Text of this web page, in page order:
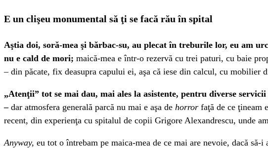
E un clişeu monumental să ţi se facă rău în spital
Aştia doi, soră-mea şi bărbac-su, au plecat în treburile lor, eu am
nu e cald de mori; maică-mea e într-o rezervă cu trei paturi, cu baie
– din păcate, fix deasupra capului ei, aşa că iese din calcul, cu mobilier
„Atenţii” tot se mai dau, mai ales la asistente, pentru diverse
–dar atmosfera generală parcă nu mai e aşa de horror faţă de ce ţineam
recent, din experienţa cu spitalul de copii Grigore Alexandrescu, unde
Anyway, eu tot o întrebam pe maica-mea de ce mai are nevoie, dacă